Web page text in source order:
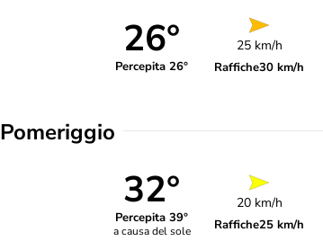
26°
Percepita 26°
25 km/h
Raffiche30 km/h
Pomeriggio
32°
Percepita 39°
a causa del sole
20 km/h
Raffiche25 km/h